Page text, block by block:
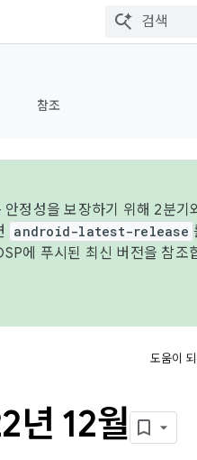
참조
정성을 보장하기 위해 2분기
android-latest-release
에 푸시된 최신 버전을 참조
도움이
년 12월